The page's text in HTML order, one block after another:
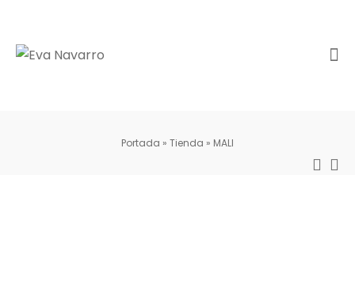
Portada » Tienda » MALI